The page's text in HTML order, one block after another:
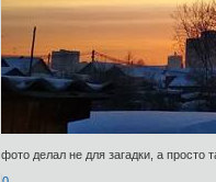
фото делал не для загадки, а просто